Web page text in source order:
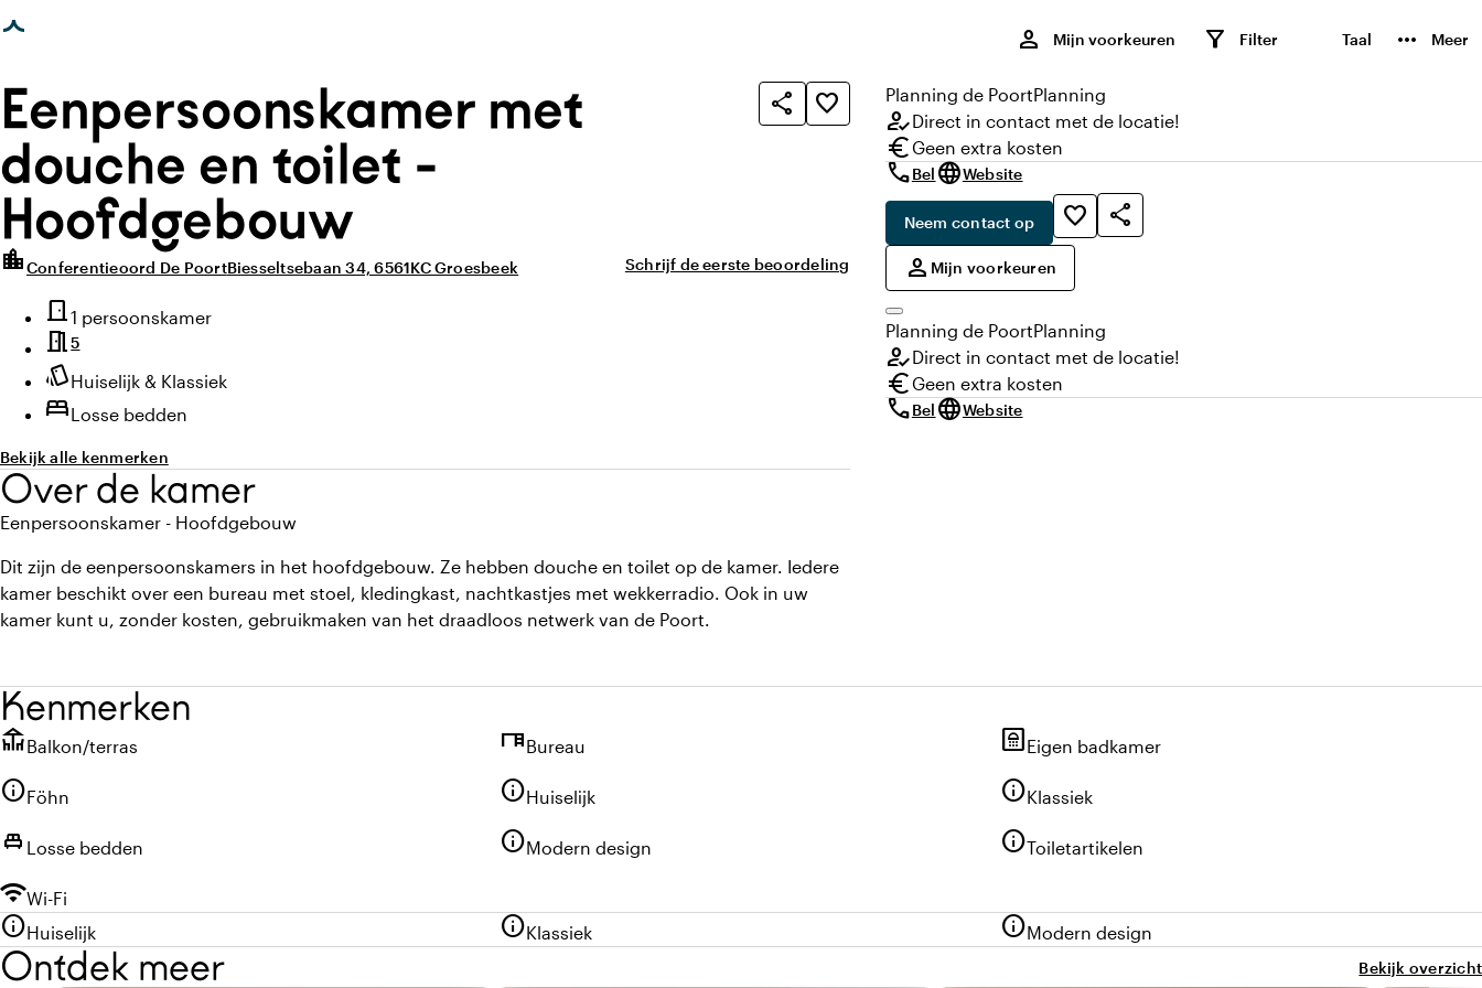
geladen
Mijn voorkeuren
person Filter
filter_alt Taal Meer
more_horiz
photo_library
Eenpersoonskamer met
douche en toilet -
Hoofdgebouw
share favorite_border
location_cityConferentieoord De PoortBiesseltsebaan 34, 6561KC Groesbeek Schrijf de eerste beoordeling
Highlights
door_frontType kamer
1 persoonskamer
meeting_room5
styleSfeer en uitstraling
Huiselijk & Klassiek
bedLosse bedden
Bekijk alle kenmerken
Over de kamer
Eenpersoonskamer - Hoofdgebouw
Dit zijn de eenpersoonskamers in het hoofdgebouw. Ze hebben douche en toilet op de kamer. Iedere
kamer beschikt over een bureau met stoel, kledingkast, nachtkastjes met wekkerradio. Ook in uw
kamer kunt u, zonder kosten, gebruikmaken van het draadloos netwerk van de Poort.
Planning de PoortPlanning
how_to_regDirect in contact met de locatie!
euroGeen extra kosten
callBellanguageWebsite
Neem contact op favorite_border
share
person Mijn voorkeuren
Planning de PoortPlanning
how_to_regDirect in contact met de locatie!
euroGeen extra kosten
callBellanguageWebsite
Kenmerken
deckBalkon/terras deskBureau bathroomEigen badkamer
infoFöhn infoHuiselijk infoKlassiek
single_bed Losse bedden infoModern design infoToiletartikelen
wifiWi-Fi
infoHuiselijk infoKlassiek infoModern design
Ontdek meer Bekijk overzicht